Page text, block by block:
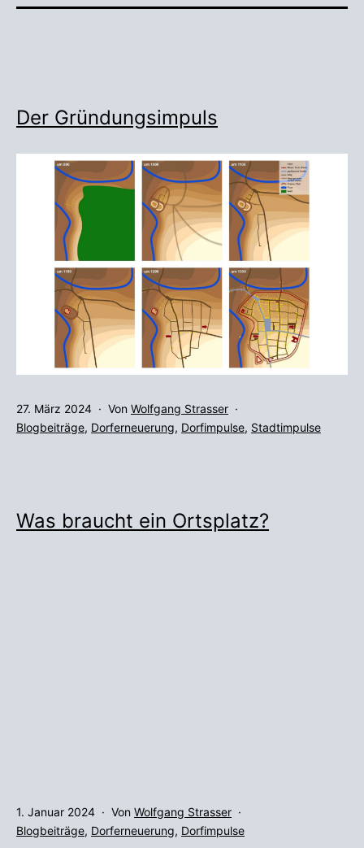
Der Gründungsimpuls
Veröffentlicht
am
27. März 2024 Von Wolfgang Strasser
Kategorisiert
Blogbeiträge, Dorferneuerung, Dorfimpulse, Stadtimpulse
Was braucht ein Ortsplatz?
Veröffentlicht
am
1. Januar 2024 Von Wolfgang Strasser
Kategorisiert
Blogbeiträge, Dorferneuerung, Dorfimpulse